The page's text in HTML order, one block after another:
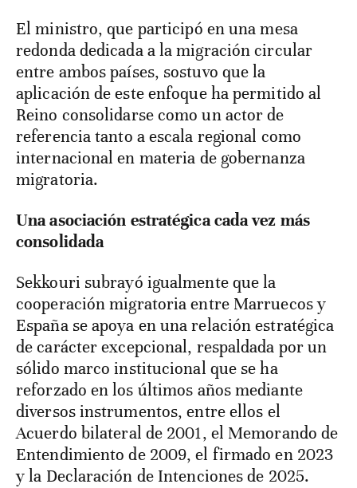
El ministro, que participó en una mesa
redonda dedicada a la migración circular
entre ambos países, sostuvo que la
aplicación de este enfoque ha permitido al
Reino consolidarse como un actor de
referencia tanto a escala regional como
internacional en materia de gobernanza
migratoria.
Una asociación estratégica cada vez más
consolidada
Sekkouri subrayó igualmente que la
cooperación migratoria entre Marruecos y
España se apoya en una relación estratégica
de carácter excepcional, respaldada por un
sólido marco institucional que se ha
reforzado en los últimos años mediante
diversos instrumentos, entre ellos el
Acuerdo bilateral de 2001, el Memorando de
Entendimiento de 2009, el firmado en 2023
y la Declaración de Intenciones de 2025.